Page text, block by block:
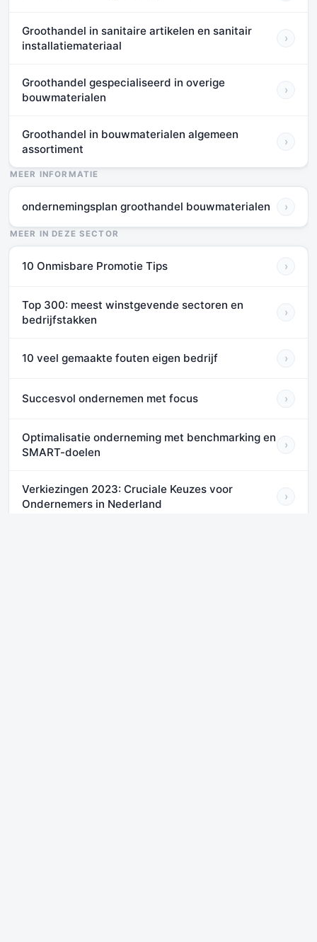
Groothandel in sanitaire artikelen en sanitair
installatiemateriaal
›
Groothandel gespecialiseerd in overige
bouwmaterialen
›
Groothandel in bouwmaterialen algemeen
assortiment
›
MEER INFORMATIE
ondernemingsplan groothandel bouwmaterialen ›
MEER IN DEZE SECTOR
10 Onmisbare Promotie Tips ›
Top 300: meest winstgevende sectoren en
bedrijfstakken
›
10 veel gemaakte fouten eigen bedrijf ›
Succesvol ondernemen met focus ›
Optimalisatie onderneming met benchmarking en
SMART-doelen
›
Verkiezingen 2023: Cruciale Keuzes voor
Ondernemers in Nederland
›